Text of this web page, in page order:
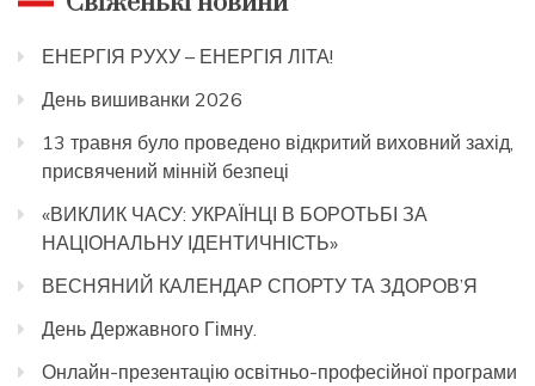
ЕНЕРГІЯ РУХУ – ЕНЕРГІЯ ЛІТА!
День вишиванки 2026
13 травня було проведено відкритий виховний захід,
присвячений мінній безпеці
«ВИКЛИК ЧАСУ: УКРАЇНЦІ В БОРОТЬБІ ЗА
НАЦІОНАЛЬНУ ІДЕНТИЧНІСТЬ»
ВЕСНЯНИЙ КАЛЕНДАР СПОРТУ ТА ЗДОРОВ’Я
День Державного Гімну.
Онлайн-презентацію освітньо-професійної програми